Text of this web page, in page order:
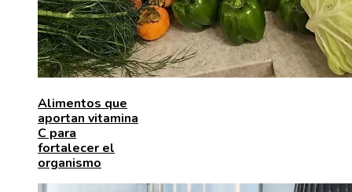
Alimentos que
aportan vitamina
C para
fortalecer el
organismo